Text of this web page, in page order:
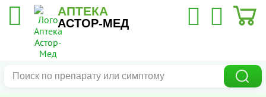
АПТЕКА
АСТОР-МЕД